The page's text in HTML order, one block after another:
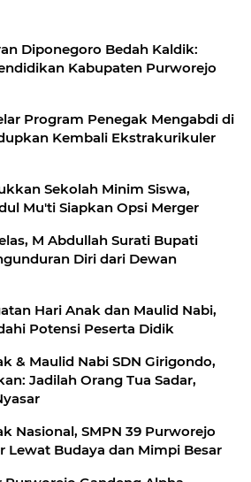
Diponegoro Bedah Kaldik:
Kabupaten Purworejo
Program Penegak Mengabdi di
Kembali Ekstrakurikuler
Sekolah Minim Siswa,
Mu'ti Siapkan Opsi Merger
M Abdullah Surati Bupati
Diri dari Dewan
Hari Anak dan Maulid Nabi,
Potensi Peserta Didik
& Maulid Nabi SDN Girigondo,
Jadilah Orang Tua Sadar,
Nasional, SMPN 39 Purworejo
Lewat Budaya dan Mimpi Besar